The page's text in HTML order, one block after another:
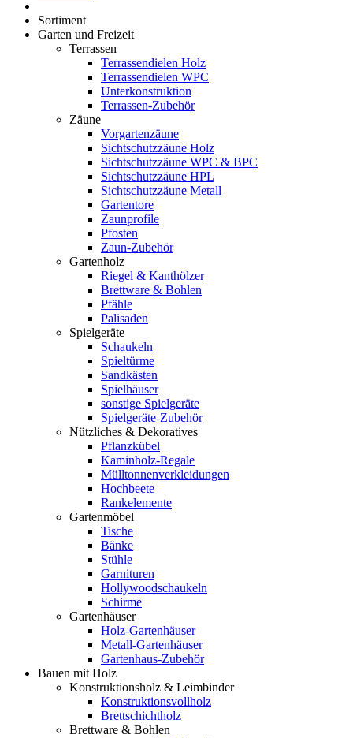
Sortiment
Garten und Freizeit
Terrassen
Terrassendielen Holz
Terrassendielen WPC
Unterkonstruktion
Terrassen-Zubehör
Zäune
Vorgartenzäune
Sichtschutzzäune Holz
Sichtschutzzäune WPC & BPC
Sichtschutzzäune HPL
Sichtschutzzäune Metall
Gartentore
Zaunprofile
Pfosten
Zaun-Zubehör
Gartenholz
Riegel & Kanthölzer
Brettware & Bohlen
Pfähle
Palisaden
Spielgeräte
Schaukeln
Spieltürme
Sandkästen
Spielhäuser
sonstige Spielgeräte
Spielgeräte-Zubehör
Nützliches & Dekoratives
Pflanzkübel
Kaminholz-Regale
Mülltonnenverkleidungen
Hochbeete
Rankelemente
Gartenmöbel
Tische
Bänke
Stühle
Garnituren
Hollywoodschaukeln
Schirme
Gartenhäuser
Holz-Gartenhäuser
Metall-Gartenhäuser
Gartenhaus-Zubehör
Bauen mit Holz
Konstruktionsholz & Leimbinder
Konstruktionsvollholz
Brettschichtholz
Brettware & Bohlen